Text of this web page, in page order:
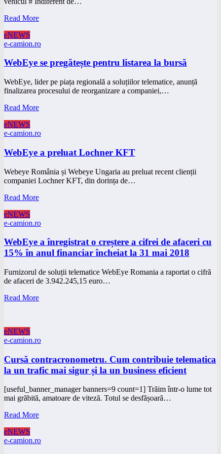
Read More
eNEWS
e-camion.ro
WebEye se pregătește pentru listarea la bursă
WebEye, lider pe piața regională a soluțiilor telematice, anunță
finalizarea procesului de reorganizare a companiei,…
Read More
eNEWS
e-camion.ro
WebEye a preluat Lochner KFT
Webeye România și Webeye Ungaria au preluat recent clienții
companiei Lochner KFT, din dorința de…
Read More
eNEWS
e-camion.ro
WebEye a înregistrat o creștere a cifrei de afaceri cu
15% în anul financiar încheiat la 31 mai 2018
Furnizorul de soluții telematice WebEye Romania a raportat o cifră
de afaceri de 3.942.245,15 euro…
Read More
eNEWS
e-camion.ro
Cursă contracronometru. Cum contribuie telematica
la un trafic mai sigur și la un business eficient
[useful_banner_manager banners=9 count=1] Trăim într-o lume tot
mai grăbită, amatoare de viteză. Totul se desfășoară…
Read More
eNEWS
e-camion.ro